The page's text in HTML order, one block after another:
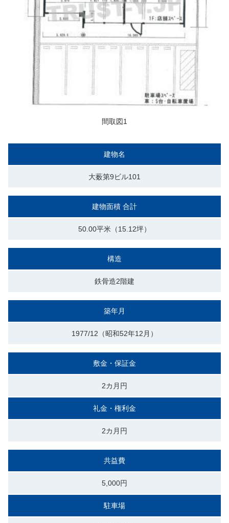
間取図1
建物名
大薮第9ビル101
建物面積 合計
50.00平米（15.12坪）
構造
鉄骨造2階建
築年月
1977/12（昭和52年12月）
敷金・保証金
2カ月円
礼金・権利金
2カ月円
共益費
5,000円
駐車場